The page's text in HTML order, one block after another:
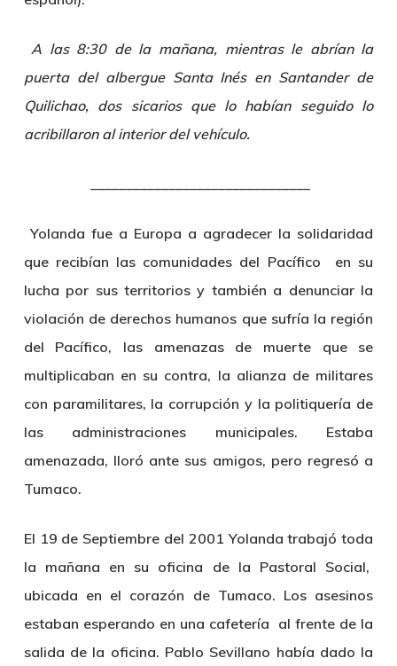
A las 8:30 de la mañana, mientras le abrían la
puerta del albergue Santa Inés en Santander de
Quilichao, dos sicarios que lo habían seguido lo
acribillaron al interior del vehículo.
Yolanda fue a Europa a agradecer la solidaridad
que recibían las comunidades del Pacífico en su
lucha por sus territorios y también a denunciar la
violación de derechos humanos que sufría la región
del Pacífico, las amenazas de muerte que se
multiplicaban en su contra, la alianza de militares
con paramilitares, la corrupción y la politiquería de
las administraciones municipales. Estaba
amenazada, lloró ante sus amigos, pero regresó a
Tumaco.
El 19 de Septiembre del 2001 Yolanda trabajó toda
la mañana en su oficina de la Pastoral Social,
ubicada en el corazón de Tumaco. Los asesinos
estaban esperando en una cafetería al frente de la
salida de la oficina. Pablo Sevillano había dado la